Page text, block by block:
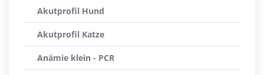
Akutprofil Hund
Akutprofil Katze
Anämie klein - PCR